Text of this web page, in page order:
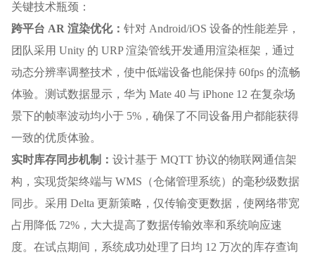
关键技术瓶颈：
跨平台 AR 渲染优化： 针对 Android/iOS 设备的性能差异，
团队采用 Unity 的 URP 渲染管线开发通用渲染框架，通过
动态分辨率调整技术，使中低端设备也能保持 60fps 的流畅
体验。测试数据显示，华为 Mate 40 与 iPhone 12 在复杂场
景下的帧率波动均小于 5%，确保了不同设备用户都能获得
一致的优质体验。
实时库存同步机制： 设计基于 MQTT 协议的物联网通信架
构，实现货架终端与 WMS（仓储管理系统）的毫秒级数据
同步。采用 Delta 更新策略，仅传输变更数据，使网络带宽
占用降低 72%，大大提高了数据传输效率和系统响应速
度。在试点期间，系统成功处理了日均 12 万次的库存查询